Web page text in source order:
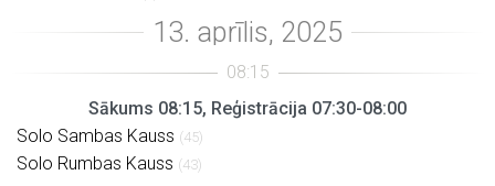
Sākums 08:15, Reģistrācija 07:30-08:00
Solo Sambas Kauss (45)
Solo Rumbas Kauss (43)